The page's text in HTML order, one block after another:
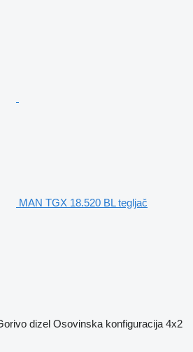
MAN TGX 18.520 BL tegljač
dizel Osovinska konfiguracija 4x2